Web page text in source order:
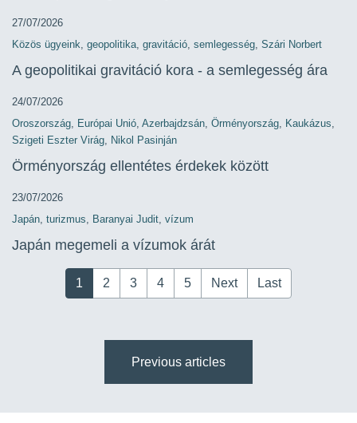
27/07/2026
Közös ügyeink, geopolitika, gravitáció, semlegesség, Szári Norbert
A geopolitikai gravitáció kora - a semlegesség ára
24/07/2026
Oroszország, Európai Unió, Azerbajdzsán, Örményország, Kaukázus,
Szigeti Eszter Virág, Nikol Pasinján
Örményország ellentétes érdekek között
23/07/2026
Japán, turizmus, Baranyai Judit, vízum
Japán megemeli a vízumok árát
1 2 3 4 5 Next Last
Previous articles